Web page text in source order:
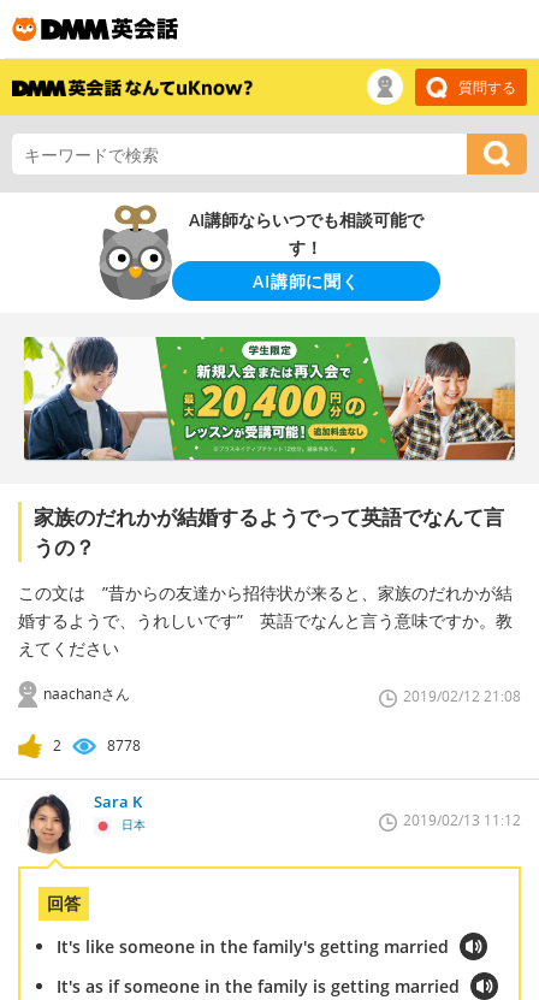
質問する
AI講師ならいつでも相談可能で
す！
AI講師に聞く
家族のだれかが結婚するようでって英語でなんて言
うの？
この文は ”昔からの友達から招待状が来ると、家族のだれかが結
婚するようで、うれしいです” 英語でなんと言う意味ですか。教
えてください
naachanさん 2019/02/12 21:08
2 8778
Sara K
日本 2019/02/13 11:12
回答
It's like someone in the family's getting married
It's as if someone in the family is getting married